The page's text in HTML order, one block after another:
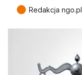
● Redakcja ngo.pl